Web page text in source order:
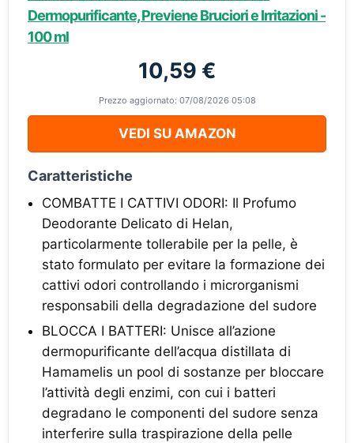
Dermopurificante, Previene Bruciori e Irritazioni -
100 ml
10,59 €
Prezzo aggiornato: 07/08/2026 05:08
VEDI SU AMAZON
Caratteristiche
COMBATTE I CATTIVI ODORI: Il Profumo
Deodorante Delicato di Helan,
particolarmente tollerabile per la pelle, è
stato formulato per evitare la formazione dei
cattivi odori controllando i microrganismi
responsabili della degradazione del sudore
BLOCCA I BATTERI: Unisce all’azione
dermopurificante dell’acqua distillata di
Hamamelis un pool di sostanze per bloccare
l’attività degli enzimi, con cui i batteri
degradano le componenti del sudore senza
interferire sulla traspirazione della pelle